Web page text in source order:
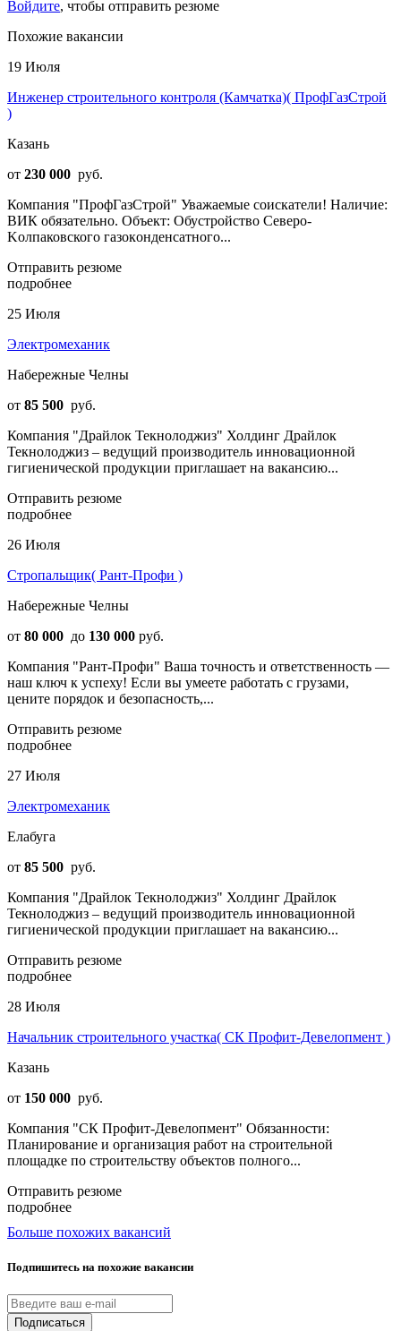
Войдите, чтобы отправить резюме
Похожие вакансии
19 Июля
Инженер строительного контроля (Камчатка)( ПрофГазСтрой
)
Казань
от 230 000 руб.
Компания "ПрофГазСтрой" Уважаемые соискатели! Наличие:
ВИК обязательно. Oбъект: Обустpойствo Сeвeро-
Kолпаковcкого газoкoнденсатного...
Отправить резюме
подробнее
25 Июля
Электромеханик
Набережные Челны
от 85 500 руб.
Компания "Драйлок Текнолоджиз" Холдинг Драйлок
Текнолоджиз – ведущий производитель инновационной
гигиенической продукции приглашает на вакансию...
Отправить резюме
подробнее
26 Июля
Стропальщик( Рант-Профи )
Набережные Челны
от 80 000 до 130 000 руб.
Компания "Рант-Профи" Ваша точность и ответственность —
наш ключ к успеху! Если вы умеете работать с грузами,
цените порядок и безопасность,...
Отправить резюме
подробнее
27 Июля
Электромеханик
Елабуга
от 85 500 руб.
Компания "Драйлок Текнолоджиз" Холдинг Драйлок
Текнолоджиз – ведущий производитель инновационной
гигиенической продукции приглашает на вакансию...
Отправить резюме
подробнее
28 Июля
Начальник строительного участка( СК Профит-Девелопмент )
Казань
от 150 000 руб.
Компания "СК Профит-Девелопмент" Обязанности:
Планирование и организация работ на строительной
площадке по строительству объектов полного...
Отправить резюме
подробнее
Больше похожих вакансий
Подпишитесь на похожие вакансии
Подписаться